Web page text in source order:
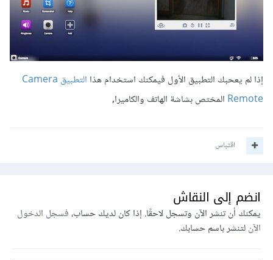
إذا لم يعحبك التطبيق الأول فيمكنك استخدام هذا
التطبيق Camera
Remoteالمختص بشاشة الهاتف والكاميرا,
اقتباس
انضم إلى النقاش
يمكنك أن تنشر الآن وتسجل لاحقًا. إذا كان لديك حساب،فسجل الدخول
الآنلتنشر باسم حسابك.